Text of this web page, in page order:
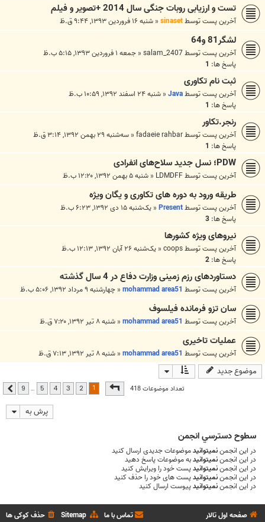
تست و ارزیابی روبات جنگی سال 2014 +تصویر و فیلم
آخرین پست توسطsinaset
« شنبه ۱۶ فروردین ۱۳۹۳, ۹:۴۴ ق.ظ
لشگر81 و64
آخرین پست توسطsalam_2407
« جمعه ۱ فروردین ۱۳۹۳, ۵:۱۵ ب.ظ
پاسخ ها: 1
ثبت نام تکاوری
آخرین پست توسطJava
« شنبه ۲۴ اسفند ۱۳۹۲, ۱۰:۵۹ ب.ظ
پاسخ ها: 1
رنجر.تکاور
آخرین پست توسطfadaeie rahbar
« سه‌شنبه ۲۹ بهمن ۱۳۹۲, ۳:۱۴ ق.ظ
پاسخ ها: 1
PDW؛ نسل جدید سلاح‌های انفرادی
آخرین پست توسطLDMDFF
« شنبه ۵ بهمن ۱۳۹۲, ۱۲:۲۰ ب.ظ
طریقه ورود به دوره های تکاوری و یگان ویژه
آخرین پست توسطPresent
« یک‌شنبه ۱۵ دی ۱۳۹۲, ۶:۲۳ ب.ظ
پاسخ ها: 3
نيروهای ويژه کشورها
آخرین پست توسطcoops
« یک‌شنبه ۲۶ آبان ۱۳۹۲, ۱۲:۱۳ ب.ظ
پاسخ ها: 2
دستاوردهای رزم زمینی وزارت دفاع در 4 سال گذشته
آخرین پست توسطmohammad area51
« چهارشنبه ۹ مرداد ۱۳۹۲, ۵:۰۶ ب.ظ
سان تزو فرمانده فیلسوف
آخرین پست توسطmohammad area51
« شنبه ۸ تیر ۱۳۹۲, ۷:۲۰ ق.ظ
عملیات تاخیری
آخرین پست توسطmohammad area51
« شنبه ۸ تیر ۱۳۹۲, ۷:۱۳ ق.ظ
موضوع جدید
تعداد موضوعات 418صفحه از9
2
3
4
5
…
9 بعدی
پرش به
سطوح دسترسي انجمن
در این انجمننمیتوانیدموضوعات جدیدی ارسال کنید
در این انجمننمیتوانیدبه موضوعات پاسخ دهید
در این انجمننمیتوانیدپست خود را ویرایش کنید
در این انجمننمیتوانیدپست های خود را حذف کنید
در این انجمننمیتوانیدپیوست ارسال کنید
صفحه اول تالار حذف کوکی ها Sitemap تماس با ما